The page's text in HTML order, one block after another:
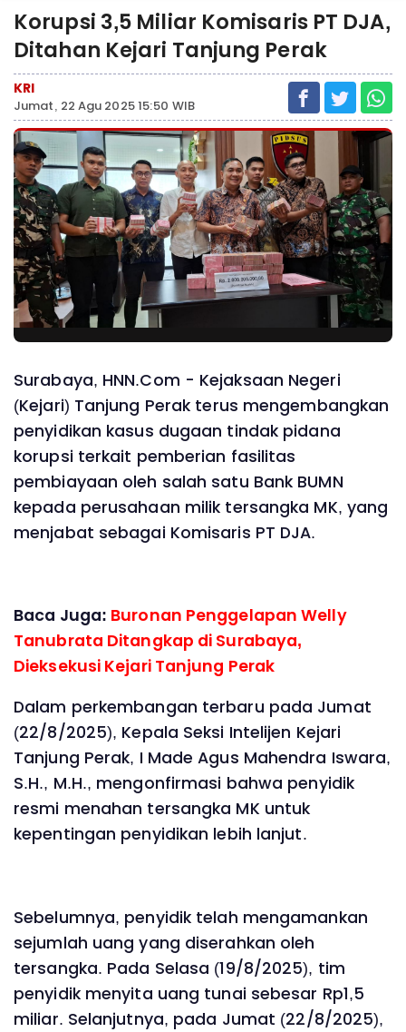
Korupsi 3,5 Miliar Komisaris PT DJA,
Ditahan Kejari Tanjung Perak
KRI
Jumat, 22 Agu 2025 15:50 WIB
Surabaya, HNN.Com - Kejaksaan Negeri
(Kejari) Tanjung Perak terus mengembangkan
penyidikan kasus dugaan tindak pidana
korupsi terkait pemberian fasilitas
pembiayaan oleh salah satu Bank BUMN
kepada perusahaan milik tersangka MK, yang
menjabat sebagai Komisaris PT DJA.
Baca Juga: Buronan Penggelapan Welly
Tanubrata Ditangkap di Surabaya,
Dieksekusi Kejari Tanjung Perak
Dalam perkembangan terbaru pada Jumat
(22/8/2025), Kepala Seksi Intelijen Kejari
Tanjung Perak, I Made Agus Mahendra Iswara,
S.H., M.H., mengonfirmasi bahwa penyidik
resmi menahan tersangka MK untuk
kepentingan penyidikan lebih lanjut.
Sebelumnya, penyidik telah mengamankan
sejumlah uang yang diserahkan oleh
tersangka. Pada Selasa (19/8/2025), tim
penyidik menyita uang tunai sebesar Rp1,5
miliar. Selanjutnya, pada Jumat (22/8/2025),